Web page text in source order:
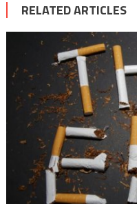
RELATED ARTICLES